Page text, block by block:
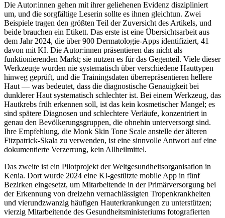
Die Autor:innen gehen mit ihrer geliehenen Evidenz diszipliniert
um, und die sorgfältige Leserin sollte es ihnen gleichtun. Zwei
Beispiele tragen den größten Teil der Zuversicht des Artikels, und
beide brauchen ein Etikett. Das erste ist eine Übersichtsarbeit aus
dem Jahr 2024, die über 900 Dermatologie-Apps identifiziert, 41
davon mit KI. Die Autor:innen präsentieren das nicht als
funktionierenden Markt; sie nutzen es für das Gegenteil. Viele dieser
Werkzeuge wurden nie systematisch über verschiedene Hauttypen
hinweg geprüft, und die Trainingsdaten überrepräsentieren hellere
Haut — was bedeutet, dass die diagnostische Genauigkeit bei
dunklerer Haut systematisch schlechter ist. Bei einem Werkzeug, das
Hautkrebs früh erkennen soll, ist das kein kosmetischer Mangel; es
sind spätere Diagnosen und schlechtere Verläufe, konzentriert in
genau den Bevölkerungsgruppen, die ohnehin unterversorgt sind.
Ihre Empfehlung, die Monk Skin Tone Scale anstelle der älteren
Fitzpatrick-Skala zu verwenden, ist eine sinnvolle Antwort auf eine
dokumentierte Verzerrung, kein Allheilmittel.
Das zweite ist ein Pilotprojekt der Weltgesundheitsorganisation in
Kenia. Dort wurde 2024 eine KI-gestützte mobile App in fünf
Bezirken eingesetzt, um Mitarbeitende in der Primärversorgung bei
der Erkennung von dreizehn vernachlässigten Tropenkrankheiten
und vierundzwanzig häufigen Hauterkrankungen zu unterstützen;
vierzig Mitarbeitende des Gesundheitsministeriums fotografierten